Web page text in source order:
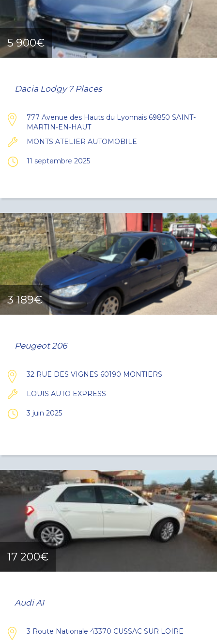
5 900€
Dacia Lodgy 7 Places
777 Avenue des Hauts du Lyonnais 69850 SAINT-
MARTIN-EN-HAUT
MONTS ATELIER AUTOMOBILE
11 septembre 2025
3 189€
Peugeot 206
32 RUE DES VIGNES 60190 MONTIERS
LOUIS AUTO EXPRESS
3 juin 2025
17 200€
Audi A1
3 Route Nationale 43370 CUSSAC SUR LOIRE